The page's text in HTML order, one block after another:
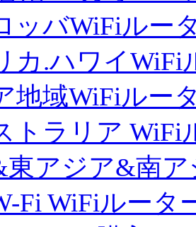
ッバWiFiルー
カ.ハワイWiFi
地域WiFiルー
トラリア WiFi
東アジア&南
Fi WiFiルータ